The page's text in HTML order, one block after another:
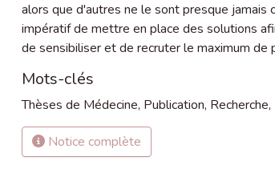
alors que d'autres ne le sont presque
impératif de mettre en place des solutions
de sensibiliser et de recruter le maximum
Mots-clés
Thèses de Médecine, Publication, Recherche,
Notice complète